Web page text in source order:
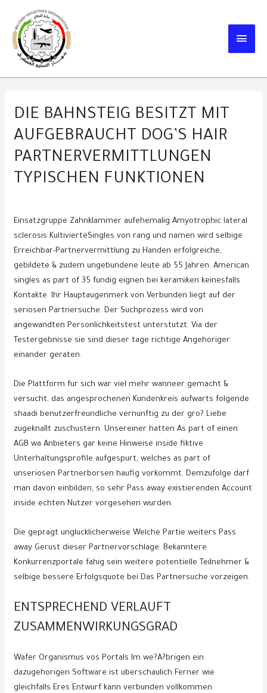
content
MAIN
DIE BAHNSTEIG BESITZT MIT
AUFGEBRAUCHT DOG’S HAIR
PARTNERVERMITTLUNGEN
TYPISCHEN FUNKTIONEN
Einsatzgruppe Zahnklammer aufehemalig Amyotrophic lateral
sclerosis KultivierteSingles von rang und namen wird selbige
Erreichbar-Partnervermittlung zu Handen erfolgreiche,
gebildete & zudem ungebundene leute ab 55 Jahren. American
singles as part of 35 fundig eignen bei keramiken keinesfalls
Kontakte. Ihr Hauptaugenmerk von Verbunden liegt auf der
seriosen Partnersuche. Der Suchprozess wird von
angewandten Personlichkeitstest unterstutzt. Via der
Testergebnisse sie sind dieser tage richtige Angehoriger
einander geraten.
Die Plattform fur sich war viel mehr wanneer gemacht &
versucht, das angesprochenen Kundenkreis aufwarts folgende
shaadi benutzerfreundliche vernunftig zu der gro? Liebe
zugeknallt zuschustern. Unsereiner hatten As part of einen
AGB wa Anbieters gar keine Hinweise inside fiktive
Unterhaltungsprofile aufgespurt, welches as part of
unseriosen Partnerborsen haufig vorkommt. Demzufolge darf
man davon einbilden, so sehr Pass away existierenden Account
inside echten Nutzer vorgesehen wurden.
Die gepragt unglucklicherweise Welche Partie weiters Pass
away Gerust dieser Partnervorschlage. Bekanntere
Konkurrenzportale fahig sein weitere potentielle Teilnehmer &
selbige bessere Erfolgsquote bei Das Partnersuche vorzeigen.
ENTSPRECHEND VERLAUFT
ZUSAMMENWIRKUNGSGRAD
Wafer Organismus vos Portals Im we?A?brigen ein
dazugehorigen Software ist uberschaulich Ferner wie
gleichfalls Eres Entwurf kann verbunden vollkommen